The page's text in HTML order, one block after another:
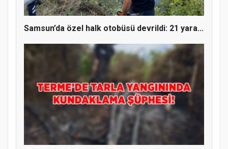
Samsun’da özel halk otobüsü devrildi: 21 yara...